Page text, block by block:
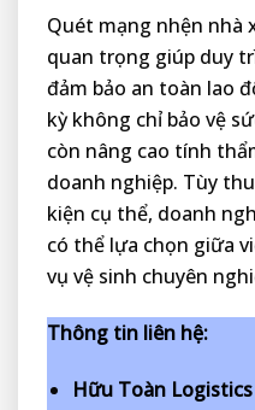
Quét mạng nhện nhà
quan trọng giúp duy
đảm bảo an toàn lao
kỳ không chỉ bảo vệ
còn nâng cao tính
doanh nghiệp. Tùy
kiện cụ thể, doanh
có thể lựa chọn giữa
vụ vệ sinh chuyên
Thông tin liên hệ:
Hữu Toàn Logistics